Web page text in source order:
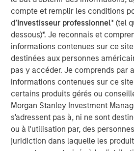
compte et remplir les conditions
d’Investisseur professionnel* (tel
dessous)*. Je reconnais et
informations contenues sur ce
destinées aux personnes
pas y accéder. Je comprends par
informations contenues sur ce
certains produits gérés ou
Morgan Stanley Investment
s'adressent pas à, ni ne sont
ou à l'utilisation par, des
juridiction dans laquelle les
customary approvals and closing
The combination is expected to
cloud services providers in North
than 150,000 business customers
Protocol-based network, including
31,000 fiber route-miles of
assets in 11 major markets. The
is expected to demonstrate strong
monthly recurring revenue
87% of total revenue. In addition,
will have significant opportunities
selling and upselling to existing